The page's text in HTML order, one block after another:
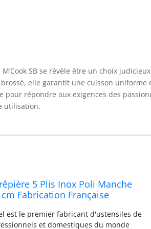
SB se révèle être un choix
elle garantit une cuisson uniforme
répondre aux exigences des
utilisation.
5 Plis Inox Poli Manche
Fabrication Française
est le premier fabricant d'ustensiles de
et domestiques du monde